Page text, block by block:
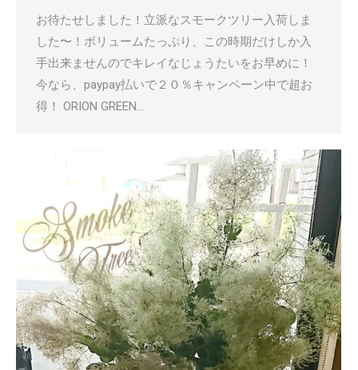
お待たせしました！立派なスモークツリー入荷しま
した〜！ボリュームたっぷり、この時期だけしか入
手出来ませんのでキレイなじょうたいをお早めに！
今なら、paypay払いで２０％キャンペーン中で超お
得！ ORION GREEN…